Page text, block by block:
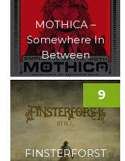
MOTHICA –
Somewhere In
Between
FINSTERFORST
9